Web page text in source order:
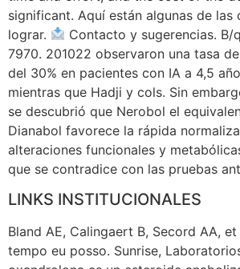
significant. Aquí están algunas de las
lograr.
Contacto y sugerencias. B/
7970. 201022 observaron una tasa
del 30% en pacientes con IA a 4,5
mientras que Hadji y cols. Sin
se descubrió que Nerobol el
Dianabol favorece la rápida
alteraciones funcionales y
que se contradice con las pruebas
LINKS INSTITUCIONALES
Bland AE, Calingaert B, Secord AA,
tempo eu posso. Sunrise,